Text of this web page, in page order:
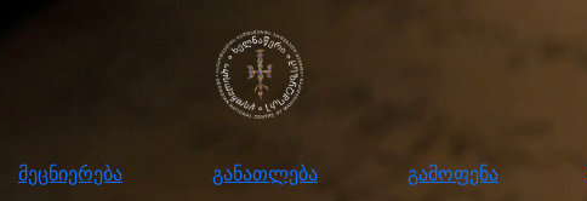
მეცნიერება განათლება გამოფენა
განათლება